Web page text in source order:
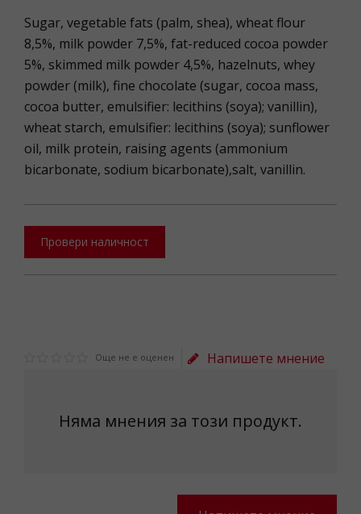
Sugar, vegetable fats (palm, shea), wheat flour
8,5%, milk powder 7,5%, fat-reduced cocoa powder
5%, skimmed milk powder 4,5%, hazelnuts, whey
powder (milk), fine chocolate (sugar, cocoa mass,
cocoa butter, emulsifier: lecithins (soya); vanillin),
wheat starch, emulsifier: lecithins (soya); sunflower
oil, milk protein, raising agents (ammonium
bicarbonate, sodium bicarbonate),salt, vanillin.
Провери наличност
Още не е оценен Напишете мнение
Няма мнения за този продукт.